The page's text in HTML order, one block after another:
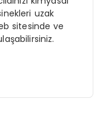
uzak
sitesinde ve